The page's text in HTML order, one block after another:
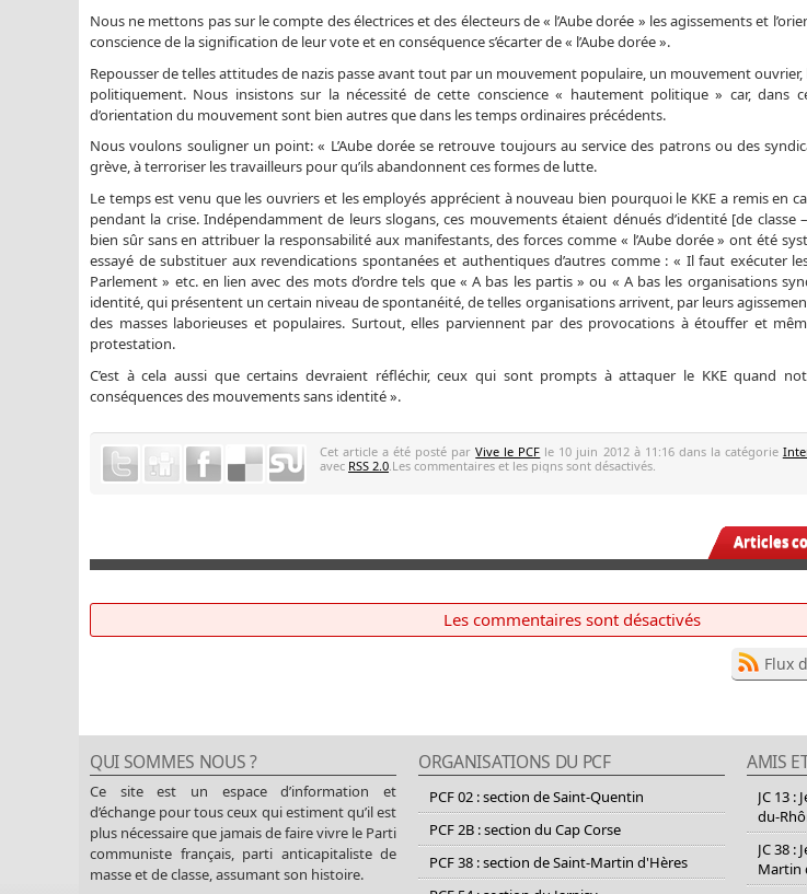
Nous ne mettons pas sur le compte des électrices et des électeurs de « l’Aube dorée » les agissements et
conscience de la signification de leur vote et en conséquence s’écarter de « l’Aube dorée ».
Repousser de telles attitudes de nazis passe avant tout par un mouvement populaire, un mouvement
politiquement. Nous insistons sur la nécessité de cette conscience « hautement politique » car, dans
d’orientation du mouvement sont bien autres que dans les temps ordinaires précédents.
Nous voulons souligner un point: « L’Aube dorée se retrouve toujours au service des patrons ou des
grève, à terroriser les travailleurs pour qu’ils abandonnent ces formes de lutte.
Le temps est venu que les ouvriers et les employés apprécient à nouveau bien pourquoi le KKE a remis en
pendant la crise. Indépendamment de leurs slogans, ces mouvements étaient dénués d’identité [de classe
bien sûr sans en attribuer la responsabilité aux manifestants, des forces comme « l’Aube dorée » ont été
essayé de substituer aux revendications spontanées et authentiques d’autres comme : « Il faut exécuter
Parlement » etc. en lien avec des mots d’ordre tels que « A bas les partis » ou « A bas les organisations
identité, qui présentent un certain niveau de spontanéité, de telles organisations arrivent, par leurs
des masses laborieuses et populaires. Surtout, elles parviennent par des provocations à étouffer et
protestation.
C’est à cela aussi que certains devraient réfléchir, ceux qui sont prompts à attaquer le KKE quand
conséquences des mouvements sans identité ».
Cet article a été posté parVive le PCF le 10 juin 2012 à 11:16 dans la catégorie
avec RSS 2.0 .Les commentaires et les pigns sont désactivés.
Articles
Les commentaires sont désactivés
Flux
QUI SOMMES NOUS ?
Ce site est un espace d’information et
d’échange pour tous ceux qui estiment qu’il est
plus nécessaire que jamais de faire vivre le Parti
communiste français, parti anticapitaliste de
masse et de classe, assumant son histoire.
ORGANISATIONS DU PCF
PCF 02 : section de Saint-Quentin
PCF 2B : section du Cap Corse
PCF 38 : section de Saint-Martin d'Hères
AMIS
JC 13 :
du-
JC 38 :
Martin